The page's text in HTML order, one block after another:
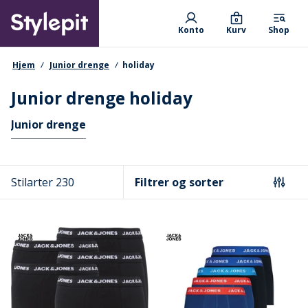
main
content
Primary departments
Konto Kurv
0
Shop
navigationssti
Hjem Junior drenge holiday
Junior drenge holiday
Hurtige links
Junior drenge
Stilarter 230 Filtrer og sorter